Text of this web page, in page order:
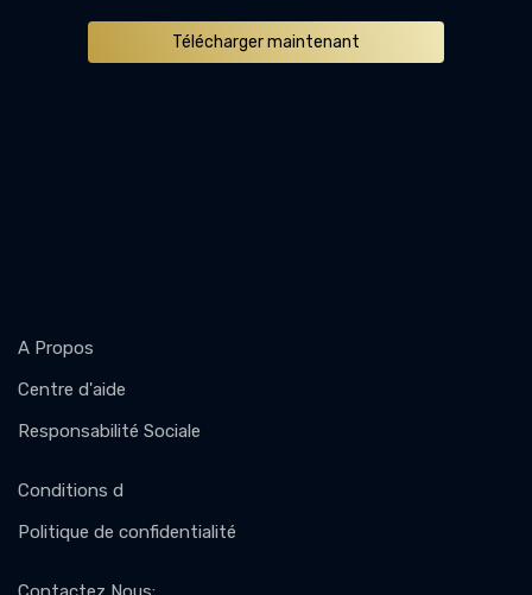
Télécharger maintenant
A Propos
Centre d'aide
Responsabilité Sociale
Conditions d
Politique de confidentialité